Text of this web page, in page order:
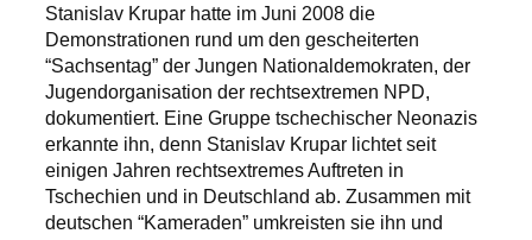
Stanislav Krupar hatte im Juni 2008 die
Demonstrationen rund um den gescheiterten
“Sachsentag” der Jungen Nationaldemokraten, der
Jugendorganisation der rechtsextremen NPD,
dokumentiert. Eine Gruppe tschechischer Neonazis
erkannte ihn, denn Stanislav Krupar lichtet seit
einigen Jahren rechtsextremes Auftreten in
Tschechien und in Deutschland ab. Zusammen mit
deutschen “Kameraden” umkreisten sie ihn und